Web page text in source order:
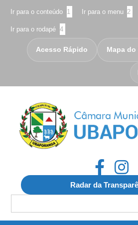
Ir para o conteúdo 1 Ir para o menu 2
Ir para o rodapé 4
Acesso Rápido Mapa do
Radar da
for: